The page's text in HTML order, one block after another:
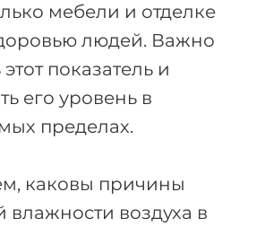
мебели и отделке
людей. Важно
показатель и
его уровень в
пределах.
каковы причины
воздуха в